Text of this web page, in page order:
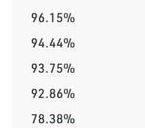
96.15%
94.44%
93.75%
92.86%
78.38%